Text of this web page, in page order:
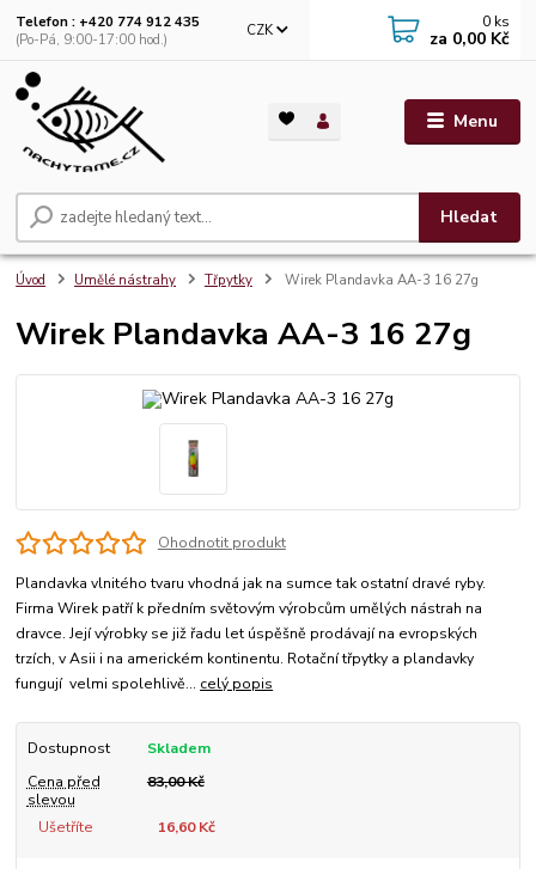
Menu
CZK
Hledat
Telefon : +420 774 912 435
(Po-Pá, 9:00-17:00 hod.)
0 ks
za 0,00 Kč
Úvod Umělé nástrahy Třpytky Wirek Plandavka AA-3 16 27g
Wirek Plandavka AA-3 16 27g
Ohodnotit produkt
Plandavka vlnitého tvaru vhodná jak na sumce tak ostatní dravé ryby.
Firma Wirek patří k předním světovým výrobcům umělých nástrah na
dravce. Její výrobky se již řadu let úspěšně prodávají na evropských
trzích, v Asii i na americkém kontinentu. Rotační třpytky a plandavky
fungují velmi spolehlivě... celý popis
Dostupnost
Skladem
Cena před
slevou
83,00 Kč
Ušetříte 16,60 Kč